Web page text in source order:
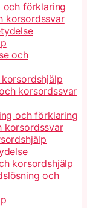
och förklaring
korsordssvar
och
korsordssvar
och förklaring
korsordssvar
korsordshjälp
och